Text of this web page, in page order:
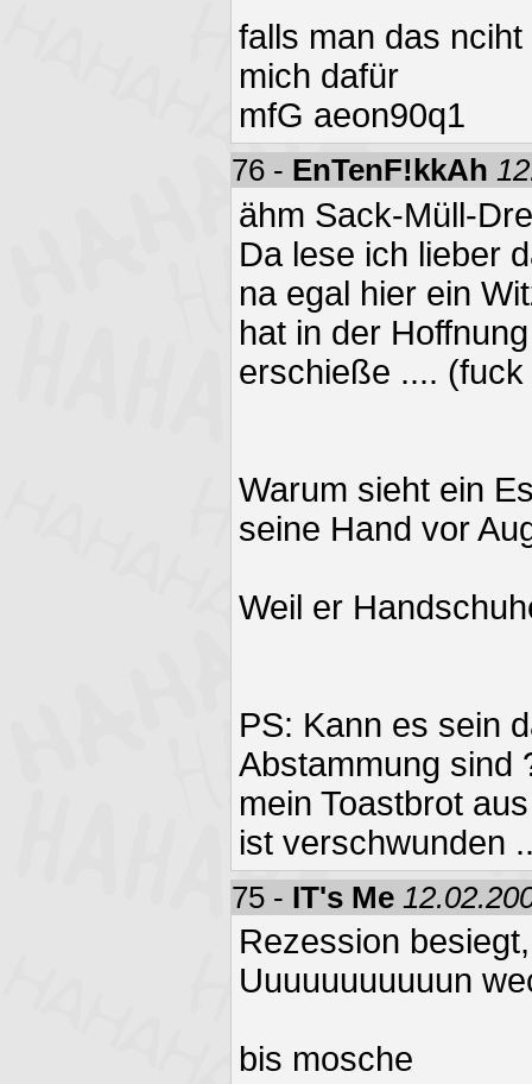
falls man das
mich dafür
mfG aeon90q1
76 - EnTenF!kkAh
ähm Sack-Müll-
Da lese ich lieber
na egal hier ein
hat in der
erschieße ....
Warum sieht ein
seine Hand vor
Weil er
PS: Kann es sein
Abstammung sind
mein Toastbrot
ist verschwunden
75 - IT's Me
Rezession
Uuuuuuuuuuun
bis mosche